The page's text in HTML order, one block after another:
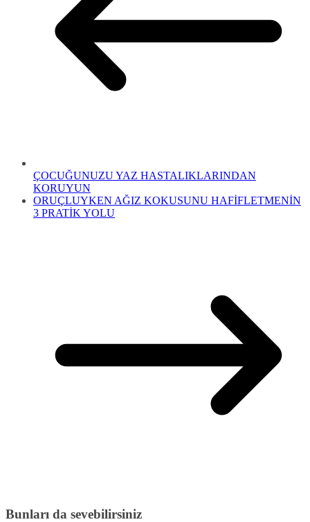
ÇOCUĞUNUZU YAZ HASTALIKLARINDAN
KORUYUN
ORUÇLUYKEN AĞIZ KOKUSUNU HAFİFLETMENİN
3 PRATİK YOLU
Bunları da sevebilirsiniz